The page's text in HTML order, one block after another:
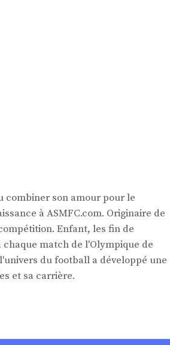
combiner son amour pour le
à ASMFC.com. Originaire de
Enfant, les fin de
match de l'Olympique de
du football a développé une
et sa carrière.